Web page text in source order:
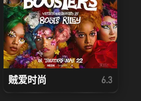
贼爱时尚 6.3